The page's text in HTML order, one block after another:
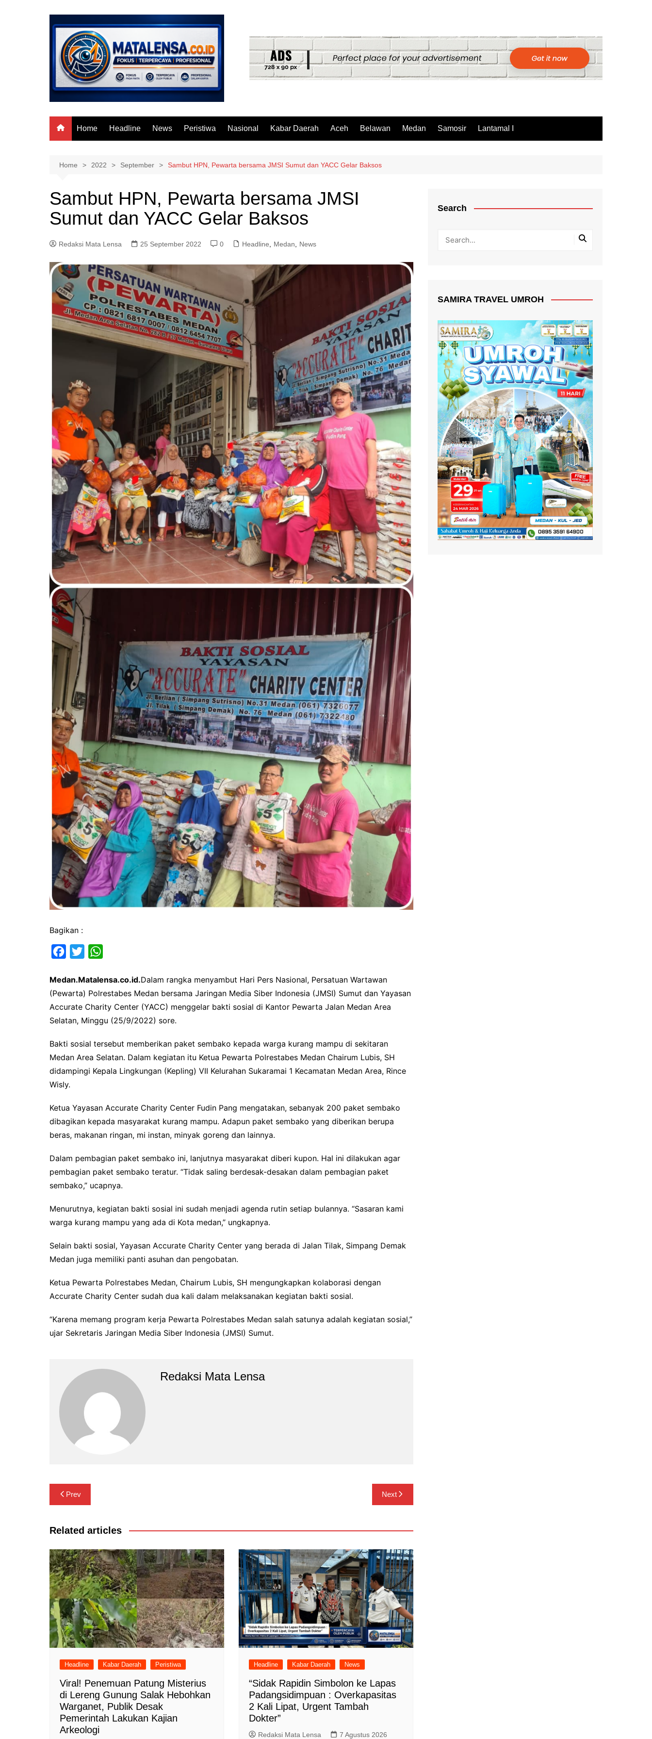
Home Headline News Peristiwa Nasional Kabar Daerah Aceh Belawan Medan Samosir Lantamal I
Home 2022 September Sambut HPN, Pewarta bersama JMSI Sumut dan YACC Gelar Baksos
Sambut HPN, Pewarta bersama JMSI
Sumut dan YACC Gelar Baksos
Redaksi Mata Lensa 25 September 2022 0 Headline Medan News
Bagikan :
c
e
b
o
o
i
t
t
e
a
t
s
A
p
Medan.Matalensa.co.id.Dalam rangka menyambut Hari Pers Nasional, Persatuan Wartawan
(Pewarta) Polrestabes Medan bersama Jaringan Media Siber Indonesia (JMSI) Sumut dan Yayasan
Accurate Charity Center (YACC) menggelar bakti sosial di Kantor Pewarta Jalan Medan Area
Selatan, Minggu (25/9/2022) sore.
Bakti sosial tersebut memberikan paket sembako kepada warga kurang mampu di sekitaran
Medan Area Selatan. Dalam kegiatan itu Ketua Pewarta Polrestabes Medan Chairum Lubis, SH
didampingi Kepala Lingkungan (Kepling) VII Kelurahan Sukaramai 1 Kecamatan Medan Area, Rince
Wisly.
Ketua Yayasan Accurate Charity Center Fudin Pang mengatakan, sebanyak 200 paket sembako
dibagikan kepada masyarakat kurang mampu. Adapun paket sembako yang diberikan berupa
beras, makanan ringan, mi instan, minyak goreng dan lainnya.
Dalam pembagian paket sembako ini, lanjutnya masyarakat diberi kupon. Hal ini dilakukan agar
pembagian paket sembako teratur. “Tidak saling berdesak-desakan dalam pembagian paket
sembako,” ucapnya.
Menurutnya, kegiatan bakti sosial ini sudah menjadi agenda rutin setiap bulannya. “Sasaran kami
warga kurang mampu yang ada di Kota medan,” ungkapnya.
Selain bakti sosial, Yayasan Accurate Charity Center yang berada di Jalan Tilak, Simpang Demak
Medan juga memiliki panti asuhan dan pengobatan.
Ketua Pewarta Polrestabes Medan, Chairum Lubis, SH mengungkapkan kolaborasi dengan
Accurate Charity Center sudah dua kali dalam melaksanakan kegiatan bakti sosial.
“Karena memang program kerja Pewarta Polrestabes Medan salah satunya adalah kegiatan sosial,”
ujar Sekretaris Jaringan Media Siber Indonesia (JMSI) Sumut.
Redaksi Mata Lensa
Navigasi
pos
Prev Next
Related articles
Headline Kabar Daerah Peristiwa
Viral! Penemuan Patung Misterius
di Lereng Gunung Salak Hebohkan
Warganet, Publik Desak
Pemerintah Lakukan Kajian
Arkeologi
Headline Kabar Daerah News
“Sidak Rapidin Simbolon ke Lapas
Padangsidimpuan : Overkapasitas
2 Kali Lipat, Urgent Tambah
Dokter”
Redaksi Mata Lensa 7 Agustus 2026
Search
SAMIRA TRAVEL UMROH